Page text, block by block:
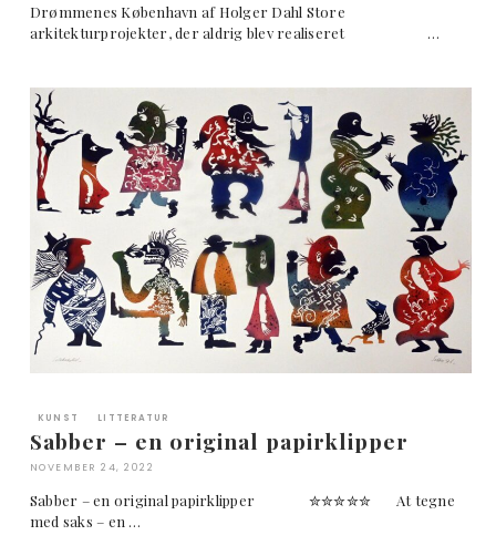
Drømmenes København af Holger Dahl Store
arkitekturprojekter, der aldrig blev realiseret …
KUNST LITTERATUR
Sabber – en original papirklipper
NOVEMBER 24, 2022
Sabber – en original papirklipper ✮✮✮✮✮ At tegne
med saks – en …